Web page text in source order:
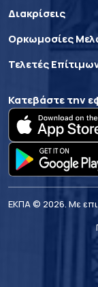
Διακρίσεις
Ορκωμοσίες
Τελετές
Κατεβάστε την
ΕΚΠΑ © 2026. Με